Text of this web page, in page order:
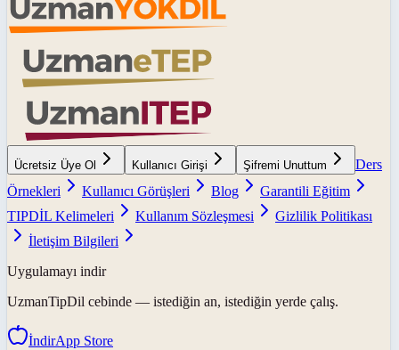
Ücretsiz Üye Ol Kullanıcı Girişi Şifremi Unuttum
Ders
Örnekleri
Kullanıcı Görüşleri Blog
Garantili Eğitim
TIPDİL Kelimeleri
Kullanım Sözleşmesi
Gizlilik Politikası
İletişim Bilgileri
Uygulamayı indir
UzmanTipDil cebinde — istediğin an, istediğin yerde çalış.
İndirApp Store